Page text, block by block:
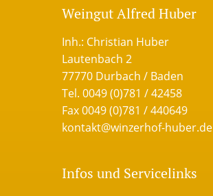
Weingut Alfred Huber
Inh.: Christian Huber
Lautenbach 2
77770 Durbach / Baden
Tel. 0049 (0)781 / 42458
Fax 0049 (0)781 / 440649
kontakt@winzerhof-huber.de
Infos und Servicelinks